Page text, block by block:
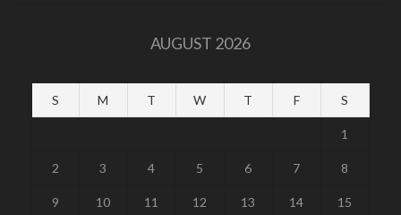
AUGUST 2026
S M T W T F S
1
2 3 4 5 6 7 8
9 10 11 12 13 14 15